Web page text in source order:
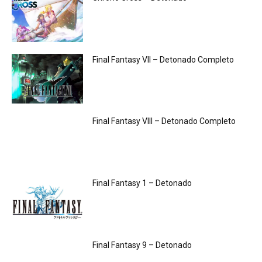
Final Fantasy VII – Detonado Completo
Final Fantasy VIII – Detonado Completo
Final Fantasy 1 – Detonado
Final Fantasy 9 – Detonado